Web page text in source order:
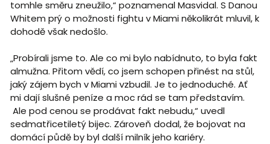
tomhle směru zneužilo,“ poznamenal Masvidal. S Danou
Whitem prý o možnosti fightu v Miami několikrát mluvil, k
dohodě však nedošlo.
„Probírali jsme to. Ale co mi bylo nabídnuto, to byla fakt
almužna. Přitom vědí, co jsem schopen přinést na stůl,
jaký zájem bych v Miami vzbudil. Je to jednoduché. Ať
mi dají slušné peníze a moc rád se tam představím.
Ale pod cenou se prodávat fakt nebudu,“ uvedl
sedmatřicetiletý bijec. Zároveň dodal, že bojovat na
domácí půdě by byl další milník jeho kariéry.